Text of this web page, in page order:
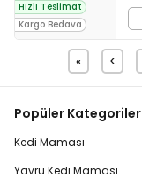
Hızlı Teslimat
Kargo Bedava
« <
Popüler Kategoriler
Kedi Maması
Yavru Kedi Maması